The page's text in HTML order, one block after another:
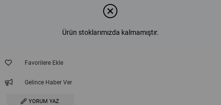
Ürün stoklarımızda kalmamıştır.
Favorilere Ekle
Gelince Haber Ver
YORUM YAZ